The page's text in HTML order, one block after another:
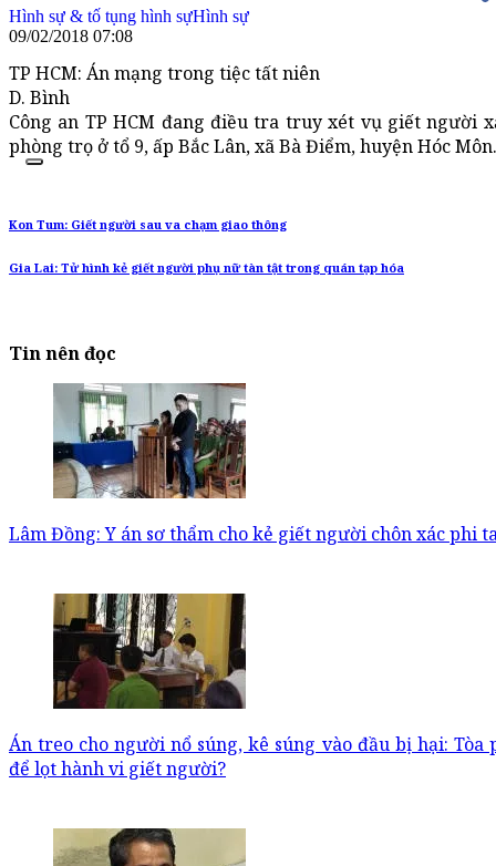
Hình sự & tố tụng hình sựHình sự
09/02/2018 07:08
TP HCM: Án mạng trong tiệc tất niên
D. Bình
Công an TP HCM đang điều tra truy xét vụ giết người
phòng trọ ở tổ 9, ấp Bắc Lân, xã Bà Điểm, huyện Hóc Môn.
Kon Tum: Giết người sau va chạm giao thông
Gia Lai: Tử hình kẻ giết người phụ nữ tàn tật trong quán tạp hóa
Tin nên đọc
Lâm Đồng: Y án sơ thẩm cho kẻ giết người chôn xác phi
Án treo cho người nổ súng, kê súng vào đầu bị hại: Tòa
để lọt hành vi giết người?